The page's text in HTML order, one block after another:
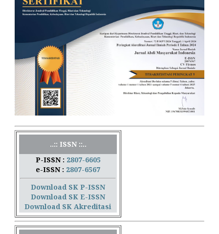
..:: ISSN ::..
P-ISSN : 2807-6605
e-ISSN : 2807-6567
Download SK P-ISSN
Download SK E-ISSN
Download SK Akreditasi